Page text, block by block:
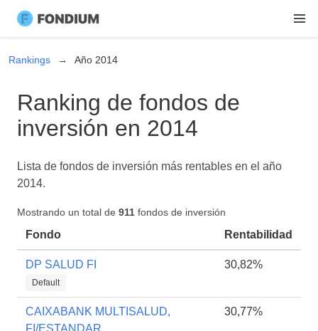
Rankings Año 2014
Ranking de fondos de
inversión en 2014
Lista de fondos de inversión más rentables en el año
2014.
Mostrando un total de 911 fondos de inversión
Fondo Rentabilidad
DP SALUD FI
Default
30,82%
CAIXABANK MULTISALUD,
FI/ESTANDAR
30,77%